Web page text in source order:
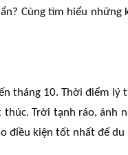
Cùng tìm hiểu những
tháng 10. Thời điểm lý
Trời tạnh ráo, ánh
điều kiện tốt nhất để du